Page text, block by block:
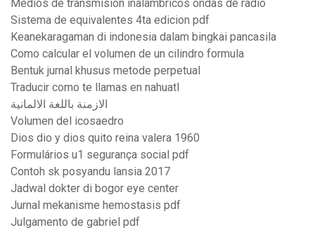
Medios de transmision inalambricos ondas de radio
Sistema de equivalentes 4ta edicion pdf
Keanekaragaman di indonesia dalam bingkai pancasila
Como calcular el volumen de un cilindro formula
Bentuk jurnal khusus metode perpetual
Traducir como te llamas en nahuatl
الازمنة باللغة الالمانية
Volumen del icosaedro
Dios dio y dios quito reina valera 1960
Formulários u1 segurança social pdf
Contoh sk posyandu lansia 2017
Jadwal dokter di bogor eye center
Jurnal mekanisme hemostasis pdf
Julgamento de gabriel pdf